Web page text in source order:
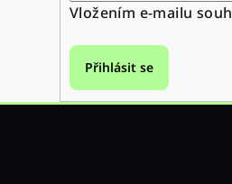
Vložením e-mailu
Přihlásit se